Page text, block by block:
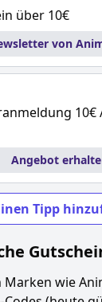
über 10€
von
10€
Angebot
Tipp
Marken wie